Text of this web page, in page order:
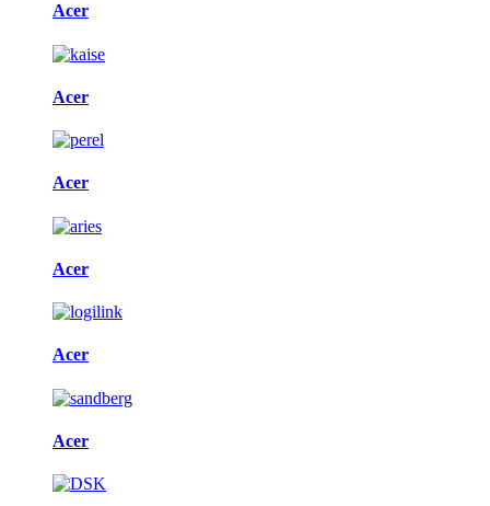
Acer
Acer
Acer
Acer
Acer
Acer